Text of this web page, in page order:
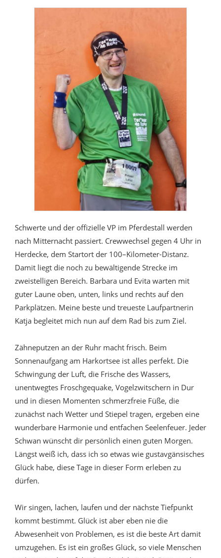
Schwerte und der offizielle VP im Pferdestall werden
nach Mitternacht passiert. Crewwechsel gegen 4 Uhr in
Herdecke, dem Startort der 100–Kilometer-Distanz.
Damit liegt die noch zu bewältigende Strecke im
zweistelligen Bereich. Barbara und Evita warten mit
guter Laune oben, unten, links und rechts auf den
Parkplätzen. Meine beste und treueste Laufpartnerin
Katja begleitet mich nun auf dem Rad bis zum Ziel.
Zähneputzen an der Ruhr macht frisch. Beim
Sonnenaufgang am Harkortsee ist alles perfekt. Die
Schwingung der Luft, die Frische des Wassers,
unentwegtes Froschgequake, Vogelzwitschern in Dur
und in diesen Momenten schmerzfreie Füße, die
zunächst nach Wetter und Stiepel tragen, ergeben eine
wunderbare Harmonie und entfachen Seelenfeuer. Jeder
Schwan wünscht dir persönlich einen guten Morgen.
Längst weiß ich, dass ich so etwas wie gustavgänsisches
Glück habe, diese Tage in dieser Form erleben zu
dürfen.
Wir singen, lachen, laufen und der nächste Tiefpunkt
kommt bestimmt. Glück ist aber eben nie die
Abwesenheit von Problemen, es ist die beste Art damit
umzugehen. Es ist ein großes Glück, so viele Menschen